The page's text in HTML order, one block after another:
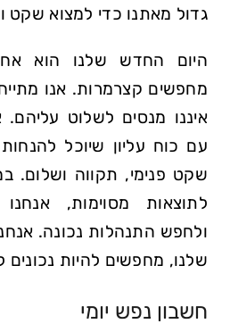
גדול מאתנו כדי למצוא שקט
היום החדש שלנו הוא
מחפשים קצרמרות. אנו
איננו מנסים לשלוט
עם כוח עליון שיוכל
שקט פנימי, תקווה ושלום.
לתוצאות מסוימות,
ולחפש התנהלות נכונה.
שלנו, מחפשים להיות נכונים
חשבון נפש יומי